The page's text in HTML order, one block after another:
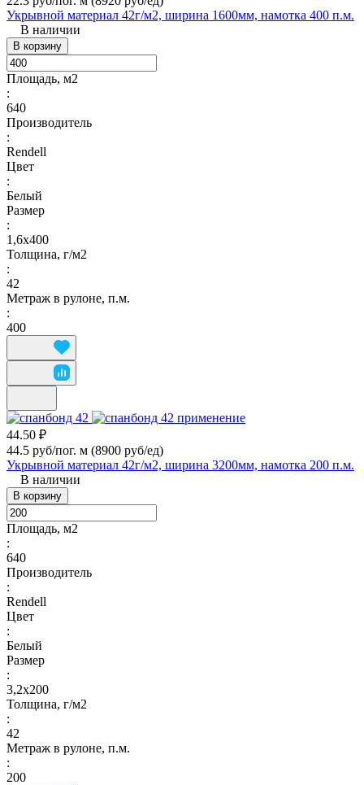
Укрывной материал 42г/м2, ширина 1600мм, намотка 400 п.м.
В наличии
В корзину
Площадь, м2
:
640
Производитель
:
Rendell
Цвет
:
Белый
Размер
:
1,6х400
Толщина, г/м2
:
42
Метраж в рулоне, п.м.
:
400
44.50 ₽
44.5 руб/пог. м (8900 руб/eд)
Укрывной материал 42г/м2, ширина 3200мм, намотка 200 п.м.
В наличии
В корзину
Площадь, м2
:
640
Производитель
:
Rendell
Цвет
:
Белый
Размер
:
3,2х200
Толщина, г/м2
:
42
Метраж в рулоне, п.м.
:
200